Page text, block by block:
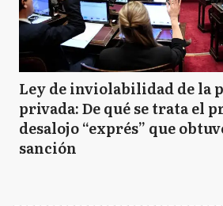
Ley de inviolabilidad de la
privada: De qué se trata el
desalojo “exprés” que
sanción